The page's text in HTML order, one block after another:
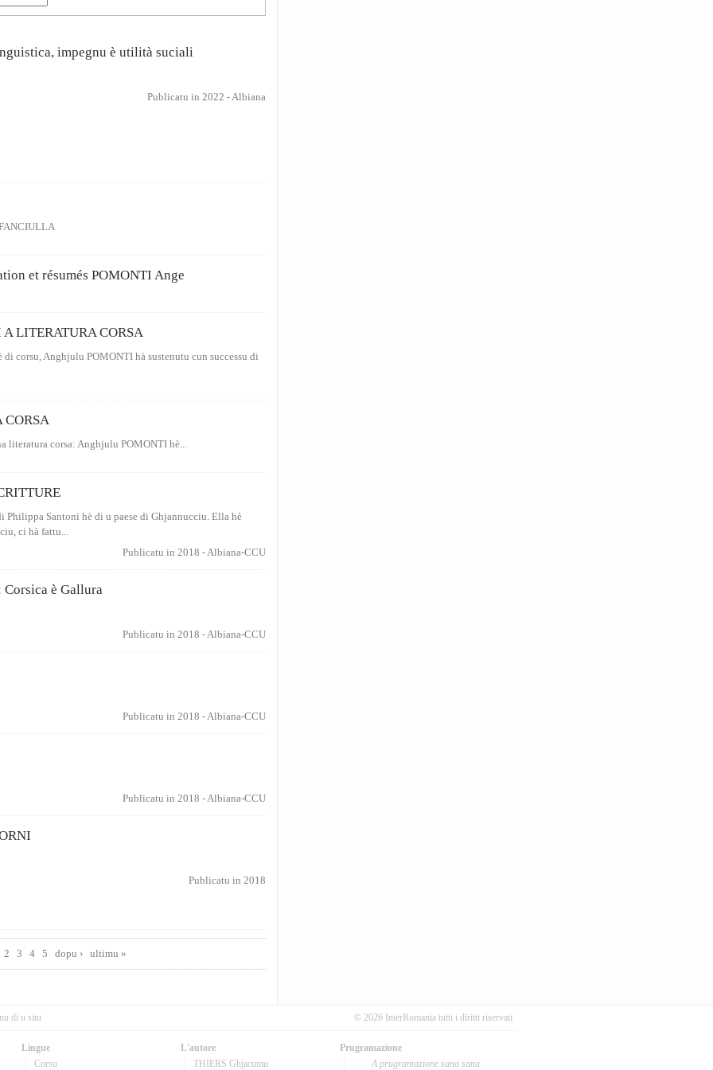
impegnu è utilità suciali
Publicatu in 2022 -Albiana
et résumés POMONTI Ange
LITERATURA CORSA
corsu, Anghjulu POMONTI hà sustenutu cun successu di
CORSA
literatura corsa: Anghjulu POMONTI hè...
Philippa Santoni hè di u paese di Ghjannucciu. Ella hè
ci hà fattu...
Publicatu in 2018 -Albiana-CCU
è Gallura
Publicatu in 2018 -Albiana-CCU
Publicatu in 2018 -Albiana-CCU
Publicatu in 2018 -Albiana-CCU
Publicatu in 2018
2 3 4 5 dopu › ultimu »
di u situ © 2026 InterRomania tutti i diritti riservati
Lingue
Corsu
L'autore
THIERS Ghjacumu
Prugramazione
A prugramazione sana sana